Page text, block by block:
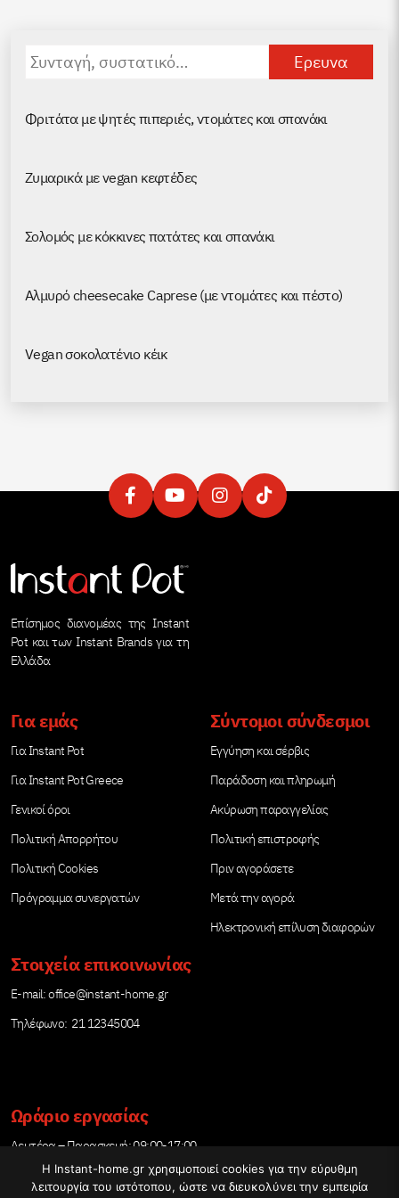
Αναζήτηση
Φριτάτα με ψητές πιπεριές, ντομάτες και σπανάκι
Ζυμαρικά με vegan κεφτέδες
Σολομός με κόκκινες πατάτες και σπανάκι
Аλμυρό cheesecake Caprese (με ντομάτες και πέστο)
Vegan σοκολατένιο κέικ
Επίσημος διανομέας της Instant
Pot και των Instant Brands για τη
Ελλάδα
Για εμάς
Για Instant Pot
Για Instant Pot Greece
Γενικοί όροι
Πολιτική Απορρήτου
Πολιτική Cookies
Πρόγραμμα συνεργατών
Σύντομοι σύνδεσμοι
Εγγύηση και σέρβις
Παράδοση και πληρωμή
Ακύρωση παραγγελίας
Πολιτική επιστροφής
Πριν αγοράσετε
Μετά την αγορά
Ηλεκτρονική επίλυση διαφορών
Στοιχεία επικοινωνίας
Е-mail:office@instant-home.gr
Τηλέφωνο: 21 12345004
Ωράριο εργασίας
Δευτέρα – Παρασκευή: 09:00-17:00
Η Instant-home.gr χρησιμοποιεί cookies για την εύρυθμη
λειτουργία του ιστότοπου, ώστε να διευκολύνει την εμπειρία